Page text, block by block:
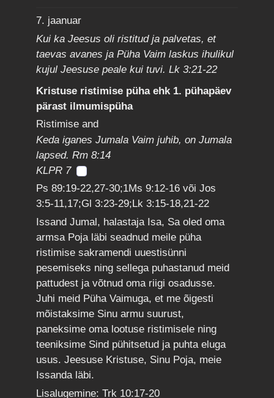
7. jaanuar
Kui ka Jeesus oli ristitud ja palvetas, et
taevas avanes ja Püha Vaim laskus ihulikul
kujul Jeesuse peale kui tuvi. Lk 3:21-22
Kristuse ristimise püha ehk 1. pühapäev
pärast ilmumispüha
Ristimise and
Keda iganes Jumala Vaim juhib, on Jumala
lapsed. Rm 8:14
KLPR 7
Ps 89:19-22,27-30;1Ms 9:12-16 või Jos
3:5-11,17;Gl 3:23-29;Lk 3:15-18,21-22
Issand Jumal, halastaja Isa, Sa oled oma
armsa Poja läbi seadnud meile püha
ristimise sakramendi uuestisünni
pesemiseks ning sellega puhastanud meid
pattudest ja võtnud oma riigi osadusse.
Juhi meid Püha Vaimuga, et me õigesti
mõistaksime Sinu armu suurust,
paneksime oma lootuse ristimisele ning
teeniksime Sind pühitsetud ja puhta eluga
usus. Jeesuse Kristuse, Sinu Poja, meie
Issanda läbi.
Lisalugemine: Trk 10:17-20